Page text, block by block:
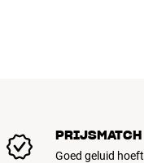
PRIJSMATCH
Goed geluid